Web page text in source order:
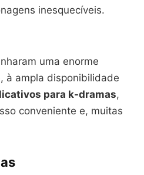
inesquecíveis.
uma enorme
à ampla disponibilidade
para k-dramas,
conveniente e, muitas